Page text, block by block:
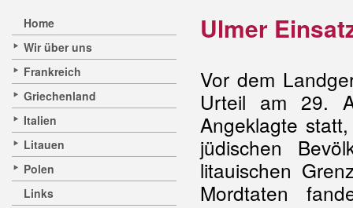
Home
Wir über uns
Frankreich
Griechenland
Italien
Litauen
Polen
Links
Ulmer
Vor dem
Urteil am 29.
Angeklagte
jüdischen
litauischen
Mordtaten